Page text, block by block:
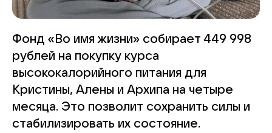
Фонд «Во имя жизни» собирает 449 998
рублей на покупку курса
высококалорийного питания для
Кристины, Алены и Архипа на четыре
месяца. Это позволит сохранить силы и
стабилизировать их состояние.